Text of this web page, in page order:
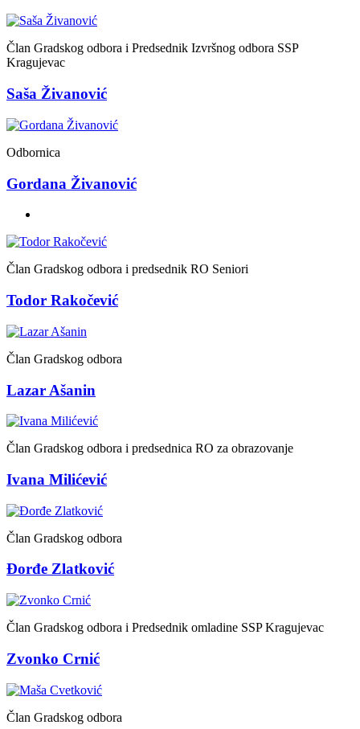
Član Gradskog odbora i Predsednik Izvršnog odbora SSP
Kragujevac
Saša Živanović
Odbornica
Gordana Živanović
Član Gradskog odbora i predsednik RO Seniori
Todor Rakočević
Član Gradskog odbora
Lazar Ašanin
Član Gradskog odbora i predsednica RO za obrazovanje
Ivana Milićević
Član Gradskog odbora
Đorđe Zlatković
Član Gradskog odbora i Predsednik omladine SSP Kragujevac
Zvonko Crnić
Član Gradskog odbora